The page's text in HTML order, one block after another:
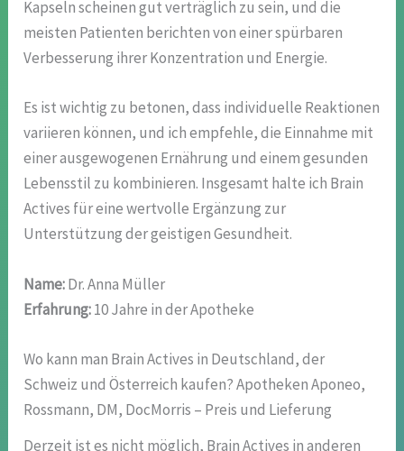
Kapseln scheinen gut verträglich zu sein, und die
meisten Patienten berichten von einer spürbaren
Verbesserung ihrer Konzentration und Energie.
Es ist wichtig zu betonen, dass individuelle Reaktionen
variieren können, und ich empfehle, die Einnahme mit
einer ausgewogenen Ernährung und einem gesunden
Lebensstil zu kombinieren. Insgesamt halte ich Brain
Actives für eine wertvolle Ergänzung zur
Unterstützung der geistigen Gesundheit.
Name:Dr. Anna Müller
Erfahrung:10 Jahre in der Apotheke
Wo kann man Brain Actives in Deutschland, der
Schweiz und Österreich kaufen? Apotheken Aponeo,
Rossmann, DM, DocMorris – Preis und Lieferung
Derzeit ist es nicht möglich, Brain Actives in anderen